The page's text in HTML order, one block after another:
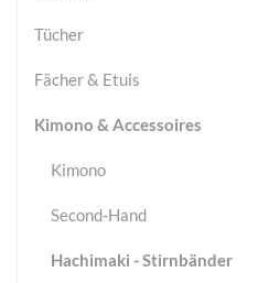
Tücher
Fächer & Etuis
Kimono & Accessoires
Kimono
Second-Hand
Hachimaki - Stirnbänder